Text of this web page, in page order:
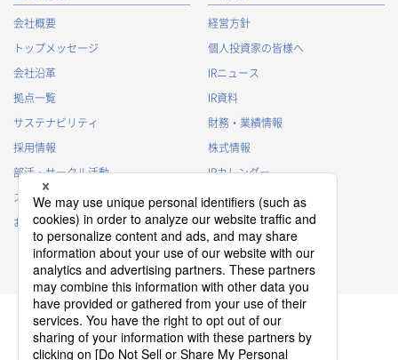
会社概要
トップメッセージ
会社沿革
拠点一覧
サステナビリティ
採用情報
部活・サークル活動
スポンサー活動
お問い合わせ
経営方針
個人投資家の皆様へ
IRニュース
IR資料
財務・業績情報
株式情報
IRカレンダー
IRに関するよくあるご質問
IRポリシー
免責事項